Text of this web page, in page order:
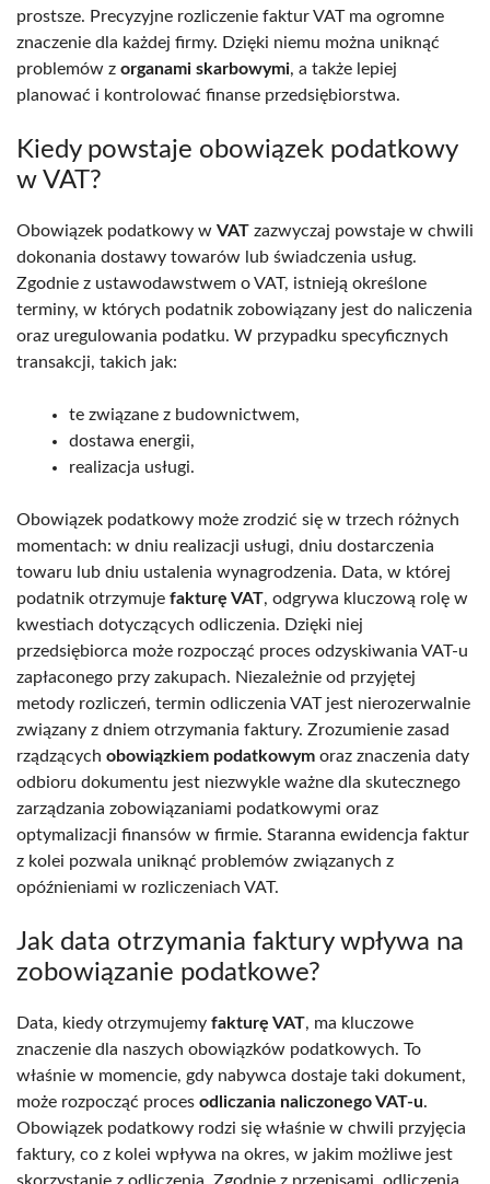
prostsze. Precyzyjne rozliczenie faktur VAT ma ogromne
znaczenie dla każdej firmy. Dzięki niemu można uniknąć
problemów z organami skarbowymi, a także lepiej
planować i kontrolować finanse przedsiębiorstwa.
Kiedy powstaje obowiązek podatkowy
w VAT?
Obowiązek podatkowy w VAT zazwyczaj powstaje w chwili
dokonania dostawy towarów lub świadczenia usług.
Zgodnie z ustawodawstwem o VAT, istnieją określone
terminy, w których podatnik zobowiązany jest do naliczenia
oraz uregulowania podatku. W przypadku specyficznych
transakcji, takich jak:
te związane z budownictwem,
dostawa energii,
realizacja usługi.
Obowiązek podatkowy może zrodzić się w trzech różnych
momentach: w dniu realizacji usługi, dniu dostarczenia
towaru lub dniu ustalenia wynagrodzenia. Data, w której
podatnik otrzymuje fakturę VAT, odgrywa kluczową rolę w
kwestiach dotyczących odliczenia. Dzięki niej
przedsiębiorca może rozpocząć proces odzyskiwania VAT-u
zapłaconego przy zakupach. Niezależnie od przyjętej
metody rozliczeń, termin odliczenia VAT jest nierozerwalnie
związany z dniem otrzymania faktury. Zrozumienie zasad
rządzących obowiązkiem podatkowym oraz znaczenia daty
odbioru dokumentu jest niezwykle ważne dla skutecznego
zarządzania zobowiązaniami podatkowymi oraz
optymalizacji finansów w firmie. Staranna ewidencja faktur
z kolei pozwala uniknąć problemów związanych z
opóźnieniami w rozliczeniach VAT.
Jak data otrzymania faktury wpływa na
zobowiązanie podatkowe?
Data, kiedy otrzymujemy fakturę VAT, ma kluczowe
znaczenie dla naszych obowiązków podatkowych. To
właśnie w momencie, gdy nabywca dostaje taki dokument,
może rozpocząć proces odliczania naliczonego VAT-u.
Obowiązek podatkowy rodzi się właśnie w chwili przyjęcia
faktury, co z kolei wpływa na okres, w jakim możliwe jest